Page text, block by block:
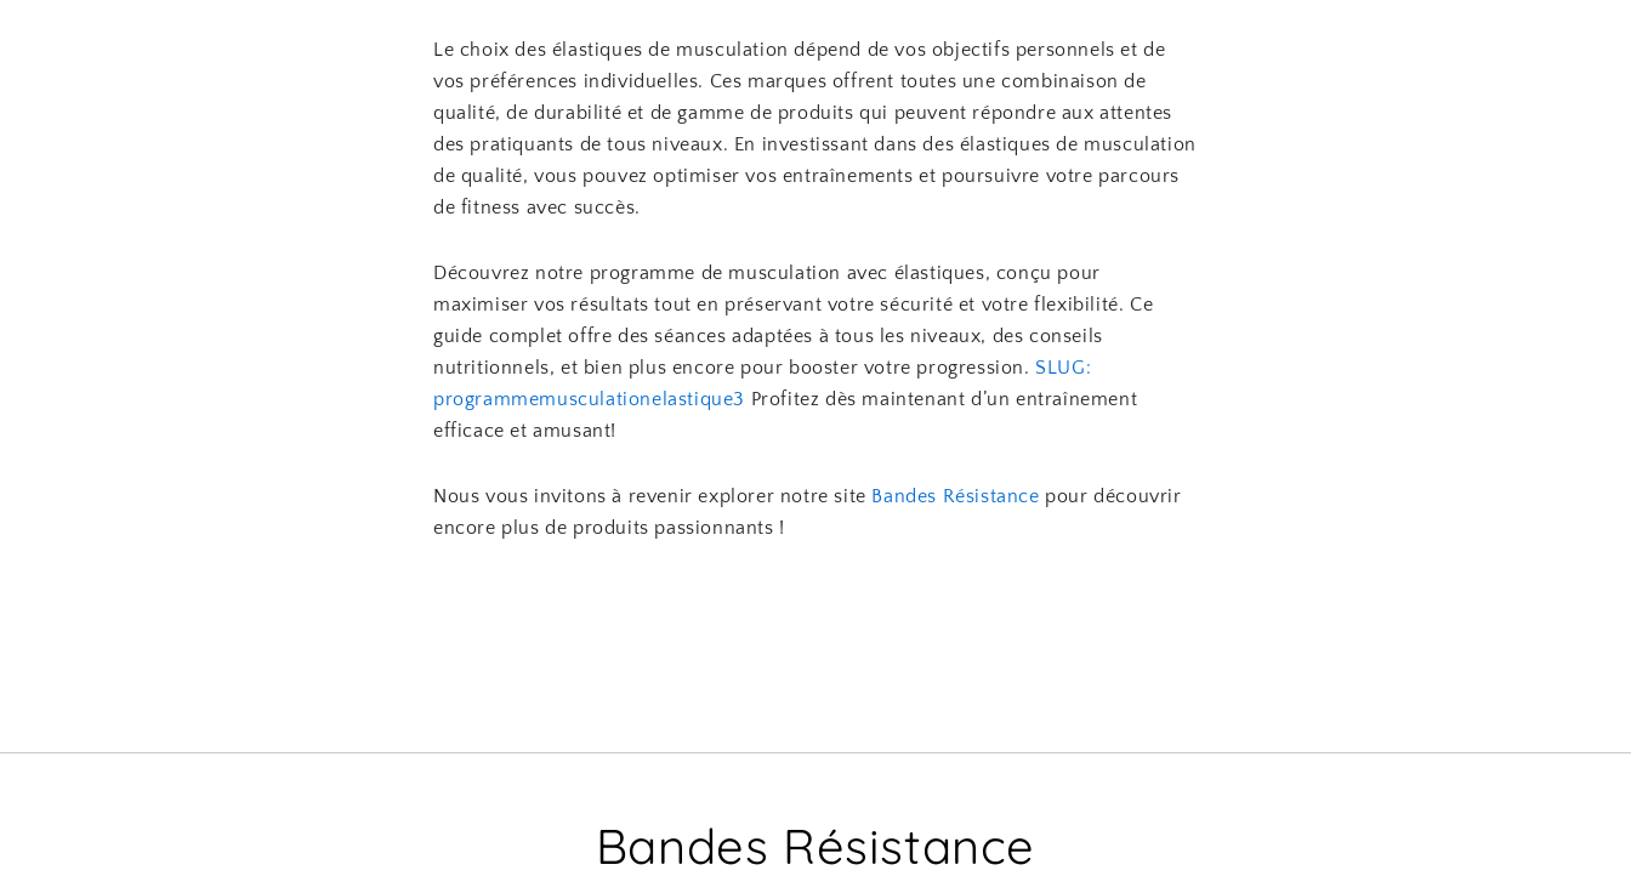
Le choix des élastiques de musculation dépend de vos objectifs personnels et de
vos préférences individuelles. Ces marques offrent toutes une combinaison de
qualité, de durabilité et de gamme de produits qui peuvent répondre aux attentes
des pratiquants de tous niveaux. En investissant dans des élastiques de musculation
de qualité, vous pouvez optimiser vos entraînements et poursuivre votre parcours
de fitness avec succès.
Découvrez notre programme de musculation avec élastiques, conçu pour
maximiser vos résultats tout en préservant votre sécurité et votre flexibilité. Ce
guide complet offre des séances adaptées à tous les niveaux, des conseils
nutritionnels, et bien plus encore pour booster votre progression. SLUG:
programmemusculationelastique3 Profitez dès maintenant d’un entraînement
efficace et amusant!
Nous vous invitons à revenir explorer notre site Bandes Résistance pour découvrir
encore plus de produits passionnants !
Bandes Résistance